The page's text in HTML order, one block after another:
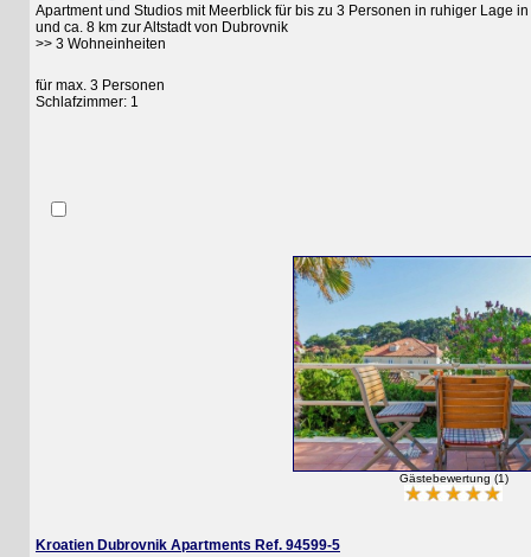
Apartment und Studios mit Meerblick für bis zu 3 Personen in ruhiger Lage in
und ca. 8 km zur Altstadt von Dubrovnik
>> 3 Wohneinheiten
für max. 3 Personen
Schlafzimmer: 1
Gästebewertung (1)
Kroatien Dubrovnik Apartments Ref. 94599-5